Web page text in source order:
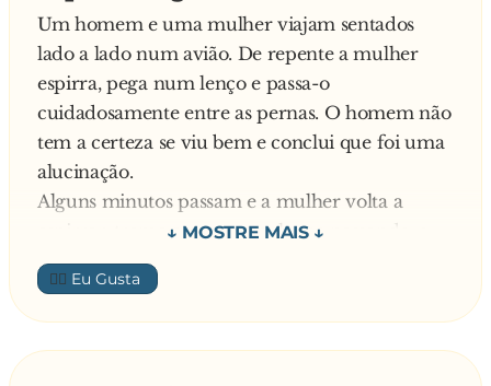
cuequinha destas no porta-luvas do meu carro.
Um homem e uma mulher viajam sentados
lado a lado num avião. De repente a mulher
espirra, pega num lenço e passa-o
cuidadosamente entre as pernas. O homem não
tem a certeza se viu bem e conclui que foi uma
alucinação.
Alguns minutos passam e a mulher volta a
espirrar, treme e pega num lenço passando-o
cuidadosamente entre as pernas mais uma vez.
O homem começa a ficar doido com aquilo, ele
não pode acreditar no que os seus olhos vêem.
Mais uns minutos passam e a mulher volta a
👍🏼